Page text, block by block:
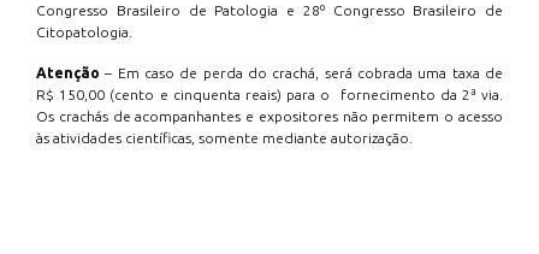
Congresso Brasileiro de Patologia e 28º Congresso Brasileiro de
Citopatologia.
Atenção – Em caso de perda do crachá, será cobrada uma taxa de
R$ 150,00 (cento e cinquenta reais) para o fornecimento da 2ª via.
Os crachás de acompanhantes e expositores não permitem o acesso
às atividades científicas, somente mediante autorização.